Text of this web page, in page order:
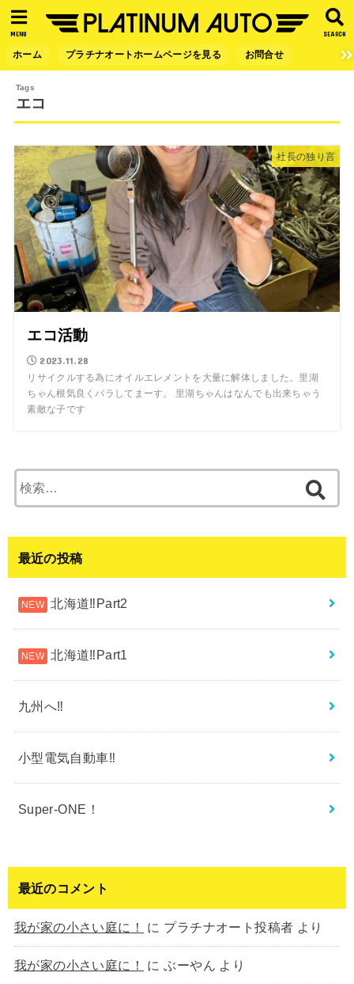
SEARCH
MENU
ホーム プラチナオートホームページを見る お問合せ
エコ
社長の独り言
エコ活動
2023.11.28
リサイクルする為にオイルエレメントを大量に解体しました。里湖
ちゃん根気良くバラしてまーす。 里湖ちゃんはなんでも出来ちゃう
素敵な子です
索:
最近の投稿
北海道‼︎Part2
北海道‼︎Part1
九州へ‼︎
小型電気自動車‼︎
Super-ONE！
最近のコメント
我が家の小さい庭に！ に プラチナオート投稿者 より
我が家の小さい庭に！ にぶーやん より